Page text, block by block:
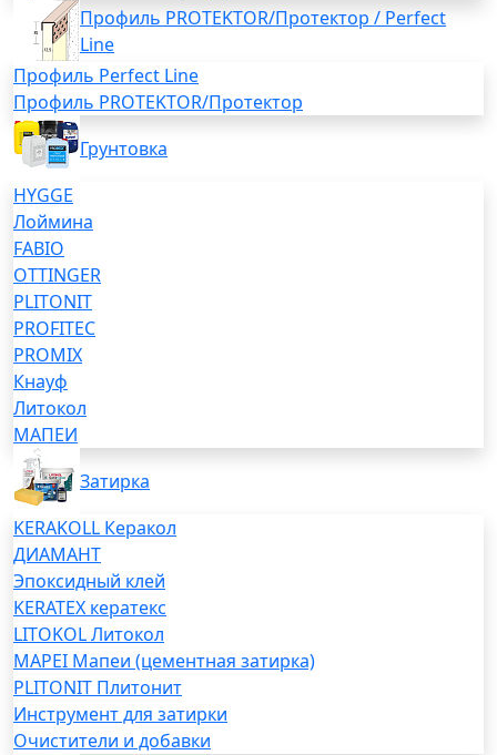
Профиль PROTEKTOR/Протектор / Perfect
Line
Профиль Perfect Line
Профиль PROTEKTOR/Протектор
Грунтовка
HYGGE
Лоймина
FABIO
OTTINGER
PLITONIT
PROFITEC
PROMIX
Кнауф
Литокол
МАПЕИ
Затирка
KERAKOLL Керакол
ДИАМАНТ
Эпоксидный клей
KERATEX кератекс
LITOKOL Литокол
MAPEI Мапеи (цементная затирка)
PLITONIT Плитонит
Инструмент для затирки
Очистители и добавки